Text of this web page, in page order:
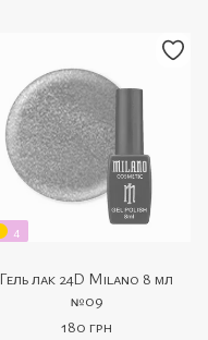
4
Гель лак 24D Milano 8 мл
№09
180 грн